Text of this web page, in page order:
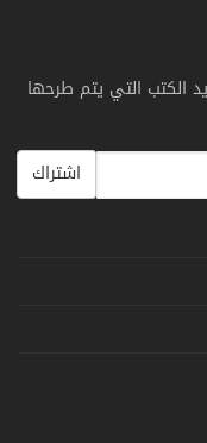
الكتب التي يتم طرحها
اشتراك